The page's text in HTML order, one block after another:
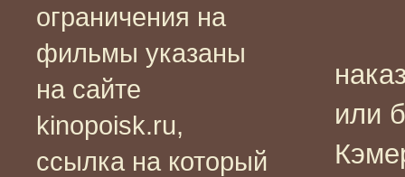
ограничения на
фильмы указаны
на сайте
kinopoisk.ru,
ссылка на который
или